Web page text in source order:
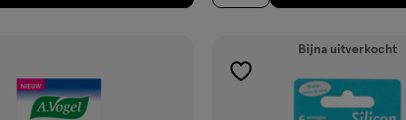
Bijna uitverkocht
toevoegen